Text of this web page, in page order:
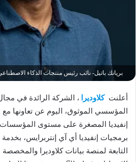
بريانك باتيل- نائب رئيس منتجات الذكاء الاصطناعي
أعلنت كلاوديرا
، الشركة الرائدة في
المؤسسي الموثوق، اليوم عن تعاونها
إنفيديا المصغرة على مستوى
برمجيات إنفيديا أي آي إنتربرايس، بخدمة
التابعة لمنصة بيانات كلاوديرا